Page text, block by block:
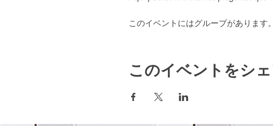
このイベントにはグループがあります
このイベントをシ